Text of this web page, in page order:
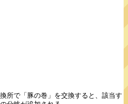
所で「豚の巻」を交換すると、該当す